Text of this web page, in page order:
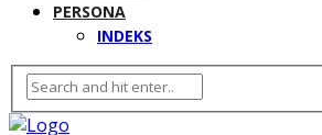
PERSONA
INDEKS